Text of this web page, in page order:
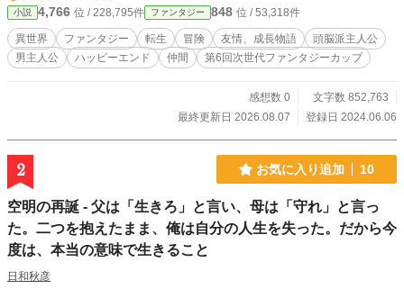
小説 4,766 位 / 228,795件 ファンタジー 848 位 / 53,318件
異世界 ファンタジー 転生 冒険 友情、成長物語
頭脳派主人公
男主人公
ハッピーエンド 仲間 第6回次世代ファンタジーカップ
感想数 0
文字数 852,763
最終更新日 2026.08.07
登録日 2024.06.06
2 お気に入り追加 10
空明の再誕 - 父は「生きろ」と言い、母は「守れ」と言っ
た。二つを抱えたまま、俺は自分の人生を失った。だから今
度は、本当の意味で生きること
日和秋彦